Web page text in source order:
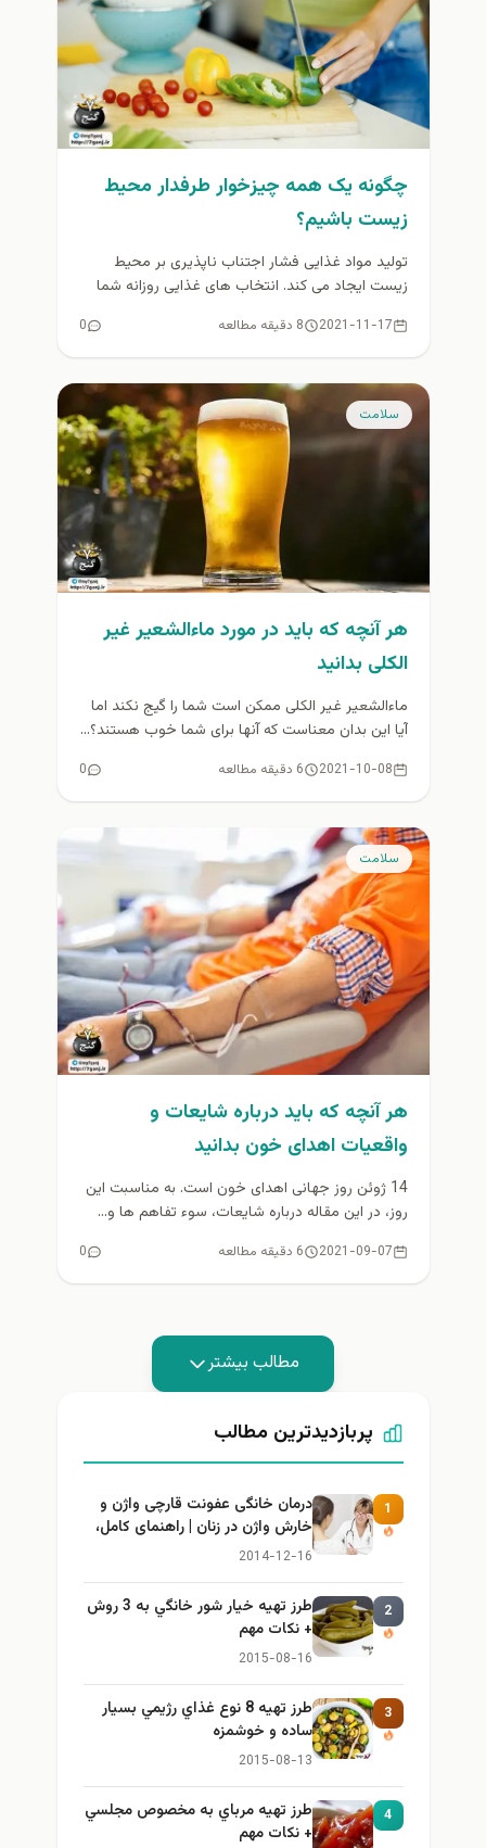
چگونه یک همه چیزخوار طرفدار محیط
زیست باشیم؟
تولید مواد غذایی فشار اجتناب ناپذیری بر محیط
زیست ایجاد می کند. انتخاب های غذایی روزانه شما
2021-11-17 8 دقیقه مطالعه 0
سلامت
هر آنچه که باید در مورد ماءالشعیر غیر
الکلی بدانید
ماءالشعیر غیر الکلی ممکن است شما را گیج نکند اما
آیا این بدان معناست که آنها برای شما خوب هستند؟...
2021-10-08 6 دقیقه مطالعه 0
سلامت
هر آنچه که باید درباره شایعات و
واقعیات اهدای خون بدانید
14 ژوئن روز جهانی اهدای خون است. به مناسبت این
روز، در این مقاله درباره شایعات، سوء تفاهم ها و...
2021-09-07 6 دقیقه مطالعه 0
مطالب بیشتر
پربازدیدترین مطالب
1
درمان خانگی عفونت قارچی واژن و
خارش واژن در زنان | راهنمای کامل،
ایمن و کاربردی
2014-12-16
2
طرز تهيه خیار شور خانگي به 3 روش
+ نكات مهم
2015-08-16
3
طرز تهيه 8 نوع غذاي رژيمي بسيار
ساده و خوشمزه
2015-08-13
4
طرز تهيه مرباي به مخصوص مجلسي
+ نكات مهم